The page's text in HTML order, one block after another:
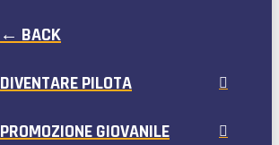
← BACK
DIVENTARE PILOTA
PROMOZIONE GIOVANILE